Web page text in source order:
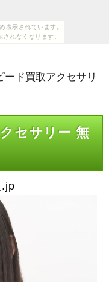
表示されています。
れなくなります。
ード買取アクセサリ
セサリー 無
.jp